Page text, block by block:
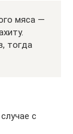
мяса —
тогда
с